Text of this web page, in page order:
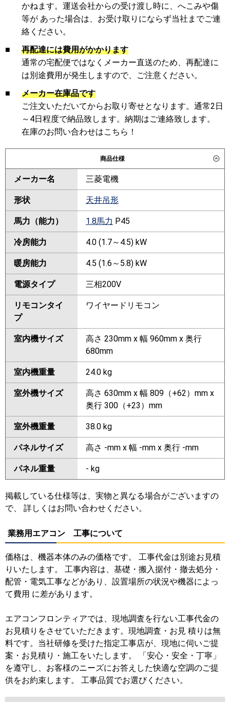
かねます。運送会社からの受け渡し時に、へこみや傷
等が あった場合は、お受け取りにならず当社までご連
絡ください。
■
再配達には費用がかかります
通常の宅配便ではなくメーカー直送のため、再配達に
は別途費用が発生しますので、ご注意ください。
■
メーカー在庫品です
ご注文いただいてからお取り寄せとなります。通常2日
～4日程度で納品致します。納期はご連絡致します。
在庫のお問い合わせはこちら！
商品仕様
メーカー名 三菱電機
形状 天井吊形
馬力（能力） 1.8馬力 P45
冷房能力 4.0 (1.7～4.5) kW
暖房能力 4.5 (1.6～5.8) kW
電源タイプ 三相200V
リモコンタイ
プ
ワイヤードリモコン
室内機サイズ
高さ 230mm x 幅 960mm x 奥行
680mm
室内機重量 24.0 kg
室外機サイズ
高さ 630mm x 幅 809（+62）mm x
奥行 300（+23）mm
室外機重量 38.0 kg
パネルサイズ 高さ -mm x 幅 -mm x 奥行 -mm
パネル重量 - kg
掲載している仕様等は、実物と異なる場合がございますの
で、 詳しくはお問い合わせください。
業務用エアコン 工事について
価格は、機器本体のみの価格です。 工事代金は別途お見積
りいたします。 工事内容は、基礎・搬入据付・撤去処分・
配管・電気工事などがあり、設置場所の状況や機器によっ
て費用 に差があります。
エアコンフロンティアでは、現地調査を行ない工事代金の
お見積りをさせていただきます。現地調査・お見 積りは無
料です。当社研修を受けた指定工事店が、現地に伺いご提
案・お見積り・施工をいたします。 「安心・安全・丁寧」
を遵守し、お客様のニーズにお答えした快適な空調のご提
供をお約束します。 工事品質でお選びください。